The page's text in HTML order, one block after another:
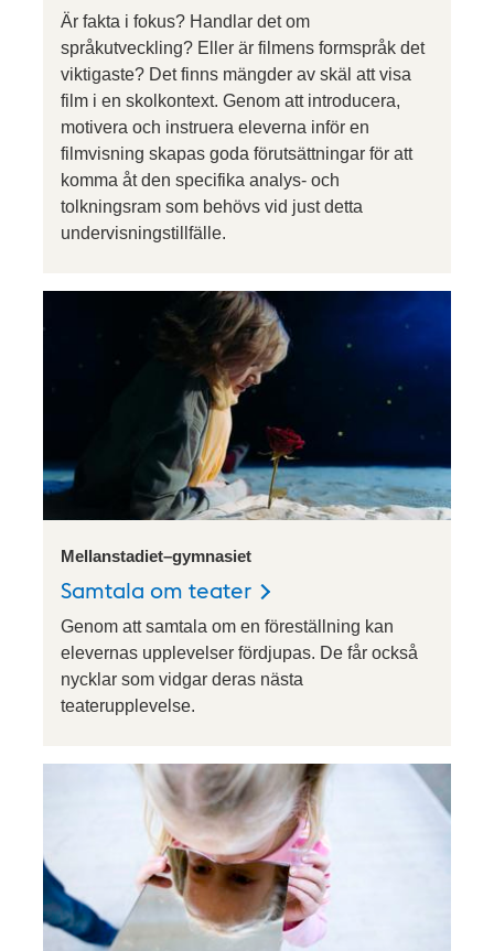
Är fakta i fokus? Handlar det om
språkutveckling? Eller är filmens formspråk det
viktigaste? Det finns mängder av skäl att visa
film i en skolkontext. Genom att introducera,
motivera och instruera eleverna inför en
filmvisning skapas goda förutsättningar för att
komma åt den specifika analys- och
tolkningsram som behövs vid just detta
undervisningstillfälle.
Mellanstadiet–gymnasiet
Samtala om teater
Genom att samtala om en föreställning kan
elevernas upplevelser fördjupas. De får också
nycklar som vidgar deras nästa
teaterupplevelse.